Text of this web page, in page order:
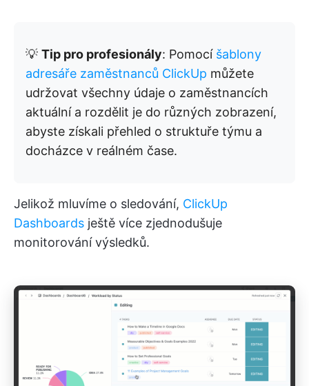
💡 Tip pro profesionály: Pomocí šablony
adresáře zaměstnanců ClickUp můžete
udržovat všechny údaje o zaměstnancích
aktuální a rozdělit je do různých zobrazení,
abyste získali přehled o struktuře týmu a
docházce v reálném čase.
Jelikož mluvíme o sledování, ClickUp
Dashboards ještě více zjednodušuje
monitorování výsledků.